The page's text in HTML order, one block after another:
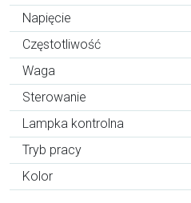
Napięcie
Częstotliwość
Waga
Sterowanie
Lampka kontrolna
Tryb pracy
Kolor